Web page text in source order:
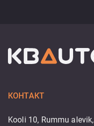
КОНТАКТ
Kooli 10, Rummu alevik,